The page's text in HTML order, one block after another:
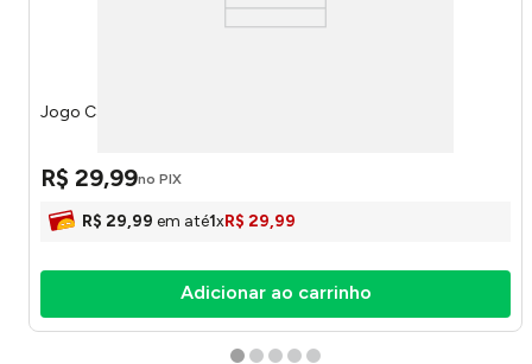
Jogo Caiu Perdeu em Madeira 7460 - Pais & Filhos
R$ 29,99no PIX
R$ 29,99 em até1xR$ 29,99
Adicionar ao carrinho